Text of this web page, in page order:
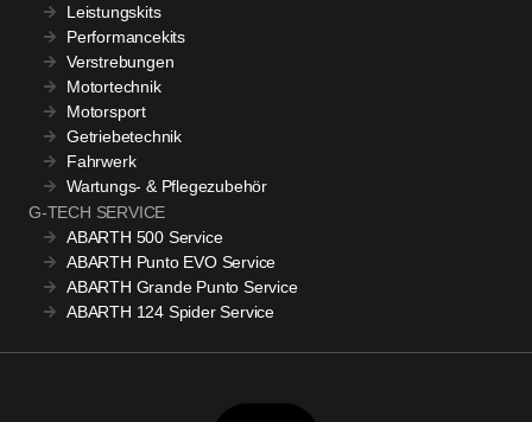
Leistungskits
Performancekits
Verstrebungen
Motortechnik
Motorsport
Getriebetechnik
Fahrwerk
Wartungs- & Pflegezubehör
G-TECH SERVICE
ABARTH 500 Service
ABARTH Punto EVO Service
ABARTH Grande Punto Service
ABARTH 124 Spider Service